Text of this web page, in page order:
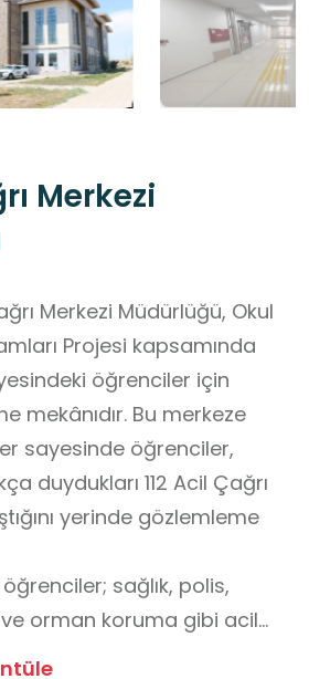
Merkezi
Merkezi Müdürlüğü, Okul
Projesi kapsamında
öğrenciler için
mekânıdır. Bu merkeze
sayesinde öğrenciler,
duydukları 112 Acil Çağrı
yerinde gözlemleme
sağlık, polis,
orman koruma gibi acil
ihbarların tek bir